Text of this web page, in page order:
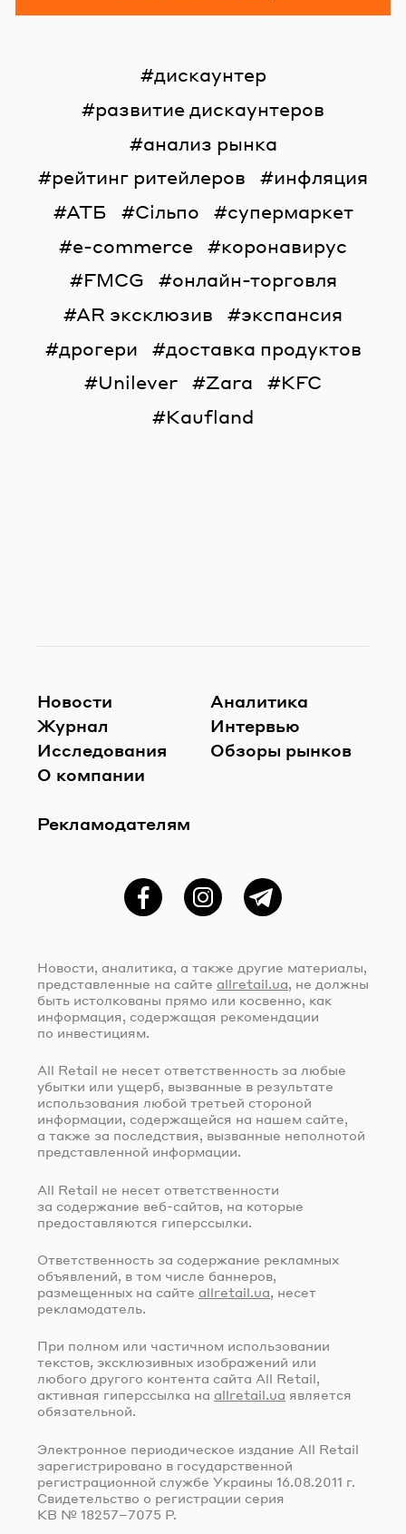
дискаунтер
развитие дискаунтеров
анализ рынка
рейтинг ритейлеров
инфляция
АТБ
Сільпо
супермаркет
e-commerce
коронавирус
FMCG
онлайн-торговля
AR эксклюзив
экспансия
дрогери
доставка продуктов
Unilever
Zara
KFC
Kaufland
Новости
Журнал
Исследования
О компании
Рекламодателям
Аналитика
Интервью
Обзоры рынков
ФейсбукInstagramTelegram
Новости, аналитика, а также другие материалы,
представленные на сайте allretail.ua, не должны
быть истолкованы прямо или косвенно, как
информация, содержащая рекомендации
по инвестициям.
All Retail не несет ответственность за любые
убытки или ущерб, вызванные в результате
использования любой третьей стороной
информации, содержащейся на нашем сайте,
а также за последствия, вызванные неполнотой
представленной информации.
All Retail не несет ответственности
за содержание веб-сайтов, на которые
предоставляются гиперссылки.
Ответственность за содержание рекламных
объявлений, в том числе баннеров,
размещенных на сайте allretail.ua, несет
рекламодатель.
При полном или частичном использовании
текстов, эксклюзивных изображений или
любого другого контента сайта All Retail,
активная гиперссылка на allretail.ua является
обязательной.
Электронное периодическое издание All Retail
зарегистрировано в государственной
регистрационной службе Украины 16.08.2011 г.
Свидетельство о регистрации серия
КВ № 18257–7075 Р.